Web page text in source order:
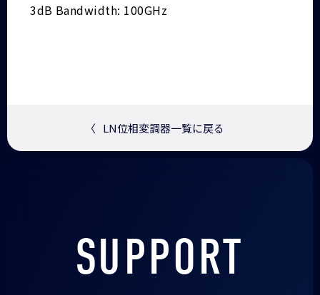
3dB Bandwidth: 100GHz
〈 LN位相変調器一覧に戻る
SUPPORT